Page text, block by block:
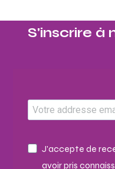
S'inscrire
J'accepte de
avoir pris